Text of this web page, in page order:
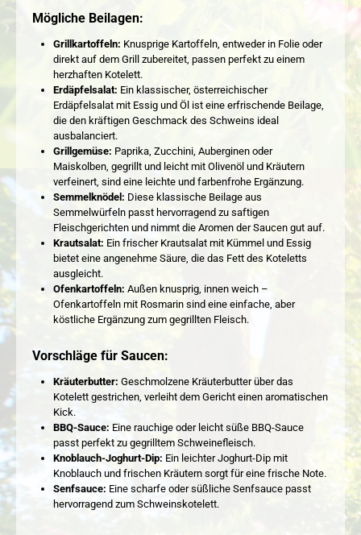
Mögliche Beilagen:
Grillkartoffeln: Knusprige Kartoffeln, entweder in Folie oder
direkt auf dem Grill zubereitet, passen perfekt zu einem
herzhaften Kotelett.
Erdäpfelsalat: Ein klassischer, österreichischer
Erdäpfelsalat mit Essig und Öl ist eine erfrischende Beilage,
die den kräftigen Geschmack des Schweins ideal
ausbalanciert.
Grillgemüse: Paprika, Zucchini, Auberginen oder
Maiskolben, gegrillt und leicht mit Olivenöl und Kräutern
verfeinert, sind eine leichte und farbenfrohe Ergänzung.
Semmelknödel: Diese klassische Beilage aus
Semmelwürfeln passt hervorragend zu saftigen
Fleischgerichten und nimmt die Aromen der Saucen gut auf.
Krautsalat: Ein frischer Krautsalat mit Kümmel und Essig
bietet eine angenehme Säure, die das Fett des Koteletts
ausgleicht.
Ofenkartoffeln: Außen knusprig, innen weich –
Ofenkartoffeln mit Rosmarin sind eine einfache, aber
köstliche Ergänzung zum gegrillten Fleisch.
Vorschläge für Saucen:
Kräuterbutter: Geschmolzene Kräuterbutter über das
Kotelett gestrichen, verleiht dem Gericht einen aromatischen
Kick.
BBQ-Sauce: Eine rauchige oder leicht süße BBQ-Sauce
passt perfekt zu gegrilltem Schweinefleisch.
Knoblauch-Joghurt-Dip: Ein leichter Joghurt-Dip mit
Knoblauch und frischen Kräutern sorgt für eine frische Note.
Senfsauce: Eine scharfe oder süßliche Senfsauce passt
hervorragend zum Schweinskotelett.